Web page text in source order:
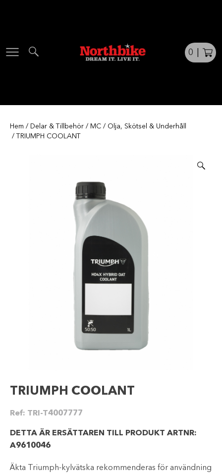
0
Hem / Delar & Tillbehör / MC / Olja, Skötsel & Underhåll
/ TRIUMPH COOLANT
TRIUMPH COOLANT
Ref: TRI-T4007777
DETTA ÄR ERSÄTTAREN TILL PRODUKT ARTNR:
A9610046
Äkta Triumph-kylvätska rekommenderas för användning